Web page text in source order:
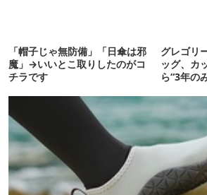
「帽子じゃ無防備」「日傘は邪
魔」→いいとこ取りしたのがコ
チラです
グレゴリ
ッグ、カ
ら“3年の